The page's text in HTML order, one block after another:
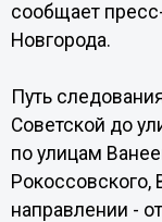
сообщает
Новгорода.
Путь
Советской до
по улицам
Рокоссовского,
направлении -